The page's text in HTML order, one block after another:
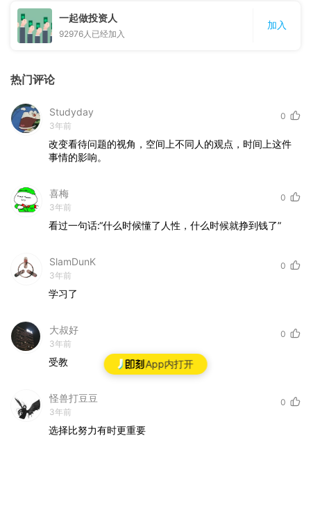
App内打开
一起做投资人
92976人已经加入
加入
热门评论
Studyday
3年前
0
改变看待问题的视角，空间上不同人的观点，时间上这件
事情的影响。
喜梅
3年前
0
看过一句话:“什么时候懂了人性，什么时候就挣到钱了”
SlamDunK
3年前
0
学习了
大叔好
3年前
0
受教
怪兽打豆豆
3年前
0
选择比努力有时更重要